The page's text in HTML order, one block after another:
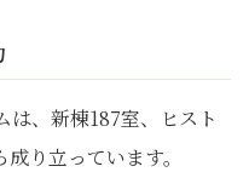
は、新棟187室、ヒスト
り立っています。